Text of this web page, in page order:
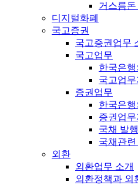
거스름
디지털화폐
국고증권
국고증권업무
국고업무
한국은
국고업무
증권업무
한국은
증권업무
국채 발
국채관
외환
외환업무 소개
외환정책과 외